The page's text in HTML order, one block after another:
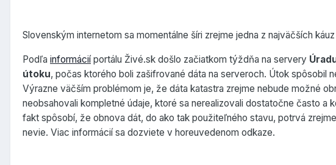
Slovenským internetom sa momentálne šíri zrejme jedna z najväčších
Podľa informáciíportálu Živé.sk došlo začiatkom týždňa na servery
útoku, počas ktorého boli zašifrované dáta na serveroch. Útok spôsobil
Výrazne väčším problémom je, že dáta katastra zrejme nebude možné
neobsahovali kompletné údaje, ktoré sa nerealizovali dostatočne často
fakt spôsobí, že obnova dát, do ako tak použiteľného stavu, potrvá
nevie. Viac informácií sa dozviete v horeuvedenom odkaze.